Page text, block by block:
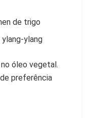
de trigo
ylang
óleo vegetal.
preferência